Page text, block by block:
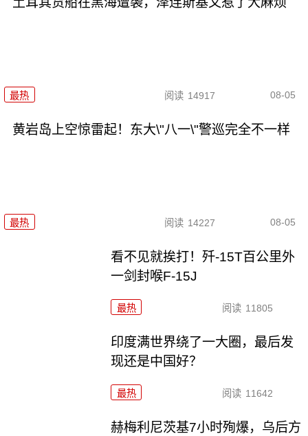
最热 阅读 14917 08-05
黄岩岛上空惊雷起！东大\"八一\"警巡完全不一样
最热 阅读 14227 08-05
看不见就挨打！歼-15T百公里外
一剑封喉F-15J
最热 阅读 11805
印度满世界绕了一大圈，最后发
现还是中国好？
最热 阅读 11642
赫梅利尼茨基7小时殉爆，乌后方